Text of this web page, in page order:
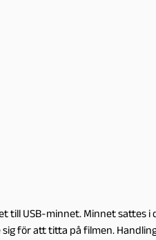
USB-minnet. Minnet sattes i
för att titta på filmen.